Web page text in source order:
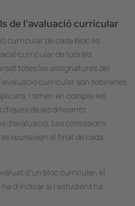
de l'avaluació curricular
curricular de cada bloc és
curricular de tots els
totes les assignatures del
curricular són sobiranes
i tenen en compte les
de les diferents
d'avaluació. Les comissions
reuneixen al final de cada
d’un bloc curricular, el
d’indicar si l’estudiant ha